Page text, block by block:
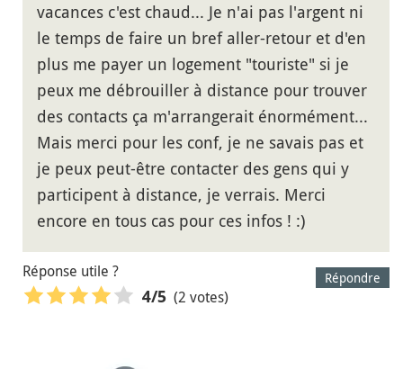
vacances c'est chaud... Je n'ai pas l'argent ni
le temps de faire un bref aller-retour et d'en
plus me payer un logement "touriste" si je
peux me débrouiller à distance pour trouver
des contacts ça m'arrangerait énormément...
Mais merci pour les conf, je ne savais pas et
je peux peut-être contacter des gens qui y
participent à distance, je verrais. Merci
encore en tous cas pour ces infos ! :)
Répondre
Réponse utile ?
4/5 (2 votes)